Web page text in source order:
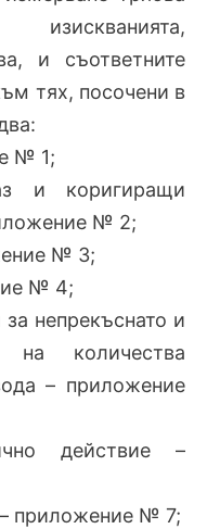
и съответните
тях, посочени в
№ 1;
и коригиращи
№ 2;
№ 3;
№ 4;
непрекъснато и
на количества
– приложение
действие –
приложение № 7;